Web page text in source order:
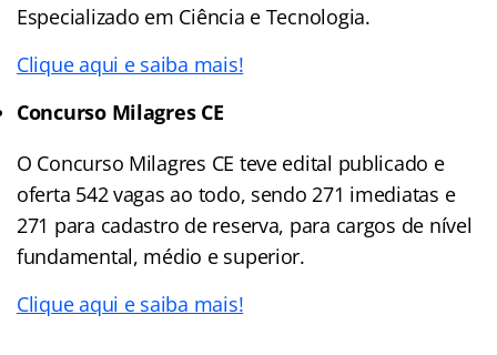
Especializado em Ciência e Tecnologia.
Clique aqui e saiba mais!
Concurso Milagres CE
O Concurso Milagres CE teve edital publicado e
oferta 542 vagas ao todo, sendo 271 imediatas e
271 para cadastro de reserva, para cargos de nível
fundamental, médio e superior.
Clique aqui e saiba mais!